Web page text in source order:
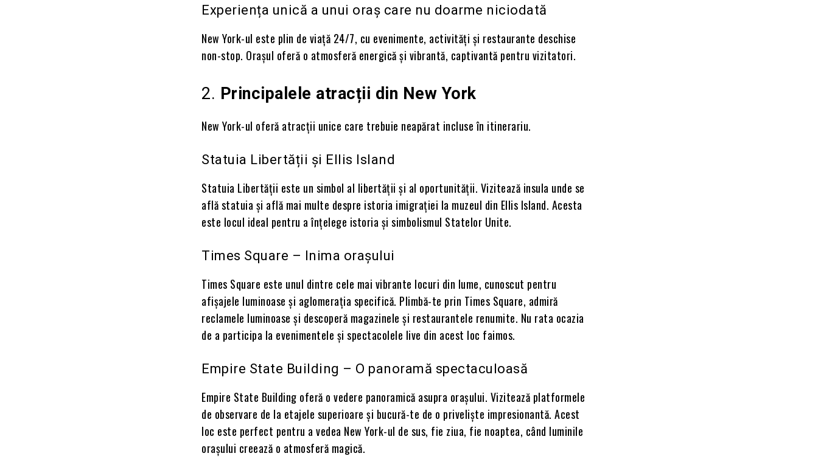
Experiența unică a unui oraș care nu doarme niciodată
New York-ul este plin de viață 24/7, cu evenimente, activități și restaurante deschise
non-stop. Orașul oferă o atmosferă energică și vibrantă, captivantă pentru vizitatori.
2. Principalele atracții din New York
New York-ul oferă atracții unice care trebuie neapărat incluse în itinerariu.
Statuia Libertății și Ellis Island
Statuia Libertății este un simbol al libertății și al oportunității. Vizitează insula unde se
află statuia și află mai multe despre istoria imigrației la muzeul din Ellis Island. Acesta
este locul ideal pentru a înțelege istoria și simbolismul Statelor Unite.
Times Square – Inima orașului
Times Square este unul dintre cele mai vibrante locuri din lume, cunoscut pentru
afișajele luminoase și aglomerația specifică. Plimbă-te prin Times Square, admiră
reclamele luminoase și descoperă magazinele și restaurantele renumite. Nu rata ocazia
de a participa la evenimentele și spectacolele live din acest loc faimos.
Empire State Building – O panoramă spectaculoasă
Empire State Building oferă o vedere panoramică asupra orașului. Vizitează platformele
de observare de la etajele superioare și bucură-te de o priveliște impresionantă. Acest
loc este perfect pentru a vedea New York-ul de sus, fie ziua, fie noaptea, când luminile
orașului creează o atmosferă magică.